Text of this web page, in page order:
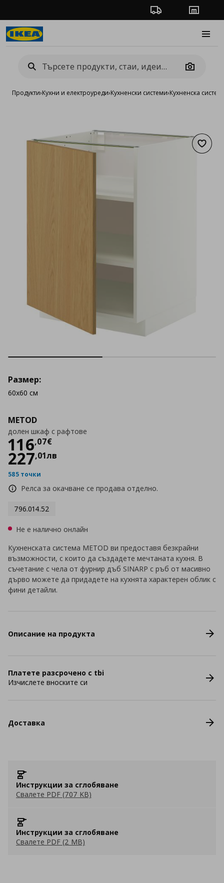
Проследяване на
Camera
Продукти›Кухни и електроуреди›Кухненски системи›Кухненска
METOD
долен шкаф с рафтове
116,07€
Цена
227,01лв
585 точки
Релса за окачване се продава отделно.
796.014.52
Размер:
60x60 см
Не е налично онлайн
Кухненската система METOD ви предоставя безкрайни
възможности, с които да създадете мечтаната кухня. В
съчетание с чела от фурнир дъб SINARP с ръб от масивно
дърво можете да придадете на кухнята характерен облик с
фини детайли.
Описание на продукта
Платете разсрочено с tbi
Изчислете вноските си
Доставка
Инструкции за сглобяване
Свалете PDF (707 KB)
Инструкции за сглобяване
Свалете PDF (2 MB)